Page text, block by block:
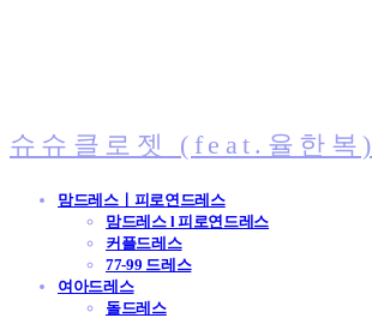
슈슈클로젯 (feat.율한복)
맘드레스ㅣ피로연드레스
맘드레스 l 피로연드레스
커플드레스
77-99 드레스
여아드레스
돌드레스